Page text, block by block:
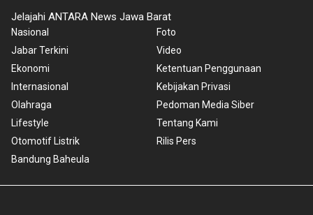
Jelajahi ANTARA News Jawa Barat
Nasional
Jabar Terkini
Ekonomi
Internasional
Olahraga
Lifestyle
Otomotif Listrik
Bandung Baheula
Foto
Video
Ketentuan Penggunaan
Kebijakan Privasi
Pedoman Media Siber
Tentang Kami
Rilis Pers